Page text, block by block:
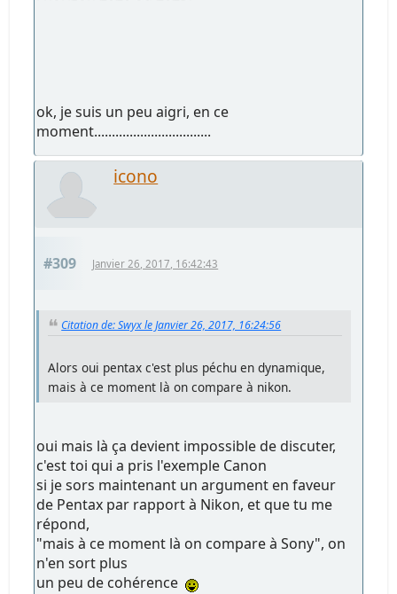
ok, je suis un peu aigri, en ce
moment.................................
icono
#309 Janvier 26, 2017, 16:42:43
Citation de: Swyx le Janvier 26, 2017, 16:24:56
Alors oui pentax c'est plus péchu en dynamique,
mais à ce moment là on compare à nikon.
oui mais là ça devient impossible de discuter,
c'est toi qui a pris l'exemple Canon
si je sors maintenant un argument en faveur
de Pentax par rapport à Nikon, et que tu me
répond,
"mais à ce moment là on compare à Sony", on
n'en sort plus
un peu de cohérence